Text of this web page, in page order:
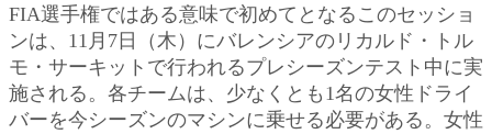
FIA選手権ではある意味で初めてとなるこのセッショ
ンは、11月7日（木）にバレンシアのリカルド・トル
モ・サーキットで行われるプレシーズンテスト中に実
施される。各チームは、少なくとも1名の女性ドライ
バーを今シーズンのマシンに乗せる必要がある。女性